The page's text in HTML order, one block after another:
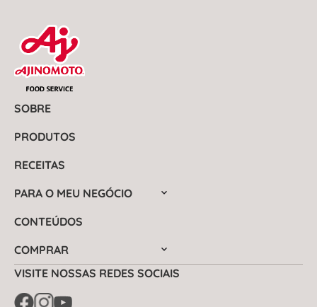
SOBRE
PRODUTOS
RECEITAS
PARA O MEU NEGÓCIO
CONTEÚDOS
COMPRAR
VISITE NOSSAS REDES SOCIAIS